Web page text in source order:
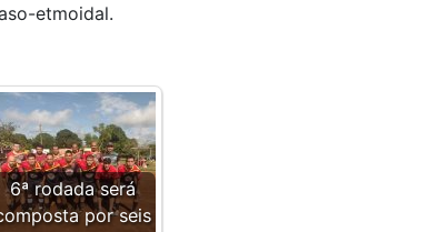
etmoidal.
6ª rodada será
por seis